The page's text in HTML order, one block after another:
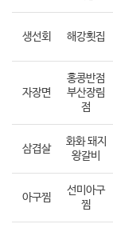
생선회 해강횟집
자장면
홍콩반점
부산장림
점
삼겹살
화화 돼지
왕갈비
아구찜
선미아구
찜